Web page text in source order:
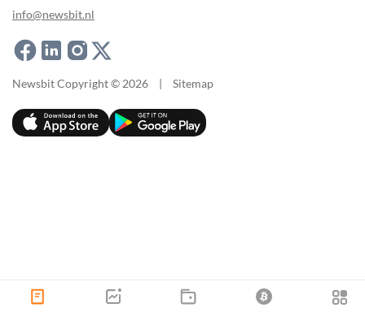
info@newsbit.nl
Newsbit Copyright © 2026 | Sitemap